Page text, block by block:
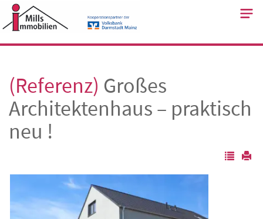
Skip
to
(Referenz) Großes
Architektenhaus – praktisch
neu !